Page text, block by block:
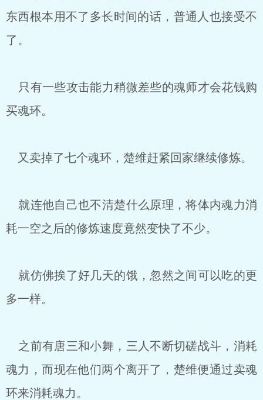
东西根本用不了多长时间的话，普通人也接受不
了。
只有一些攻击能力稍微差些的魂师才会花钱购
买魂环。
又卖掉了七个魂环，楚维赶紧回家继续修炼。
就连他自己也不清楚什么原理，将体内魂力消
耗一空之后的修炼速度竟然变快了不少。
就仿佛挨了好几天的饿，忽然之间可以吃的更
多一样。
之前有唐三和小舞，三人不断切磋战斗，消耗
魂力，而现在他们两个离开了，楚维便通过卖魂
环来消耗魂力。